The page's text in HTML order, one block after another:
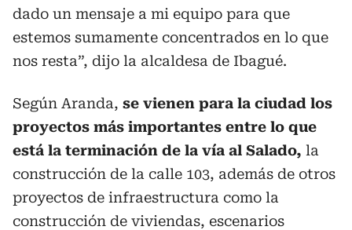
dado un mensaje a mi equipo para que
estemos sumamente concentrados en lo que
nos resta”, dijo la alcaldesa de Ibagué.
Según Aranda, se vienen para la ciudad los
proyectos más importantes entre lo que
está la terminación de la vía al Salado, la
construcción de la calle 103, además de otros
proyectos de infraestructura como la
construcción de viviendas, escenarios